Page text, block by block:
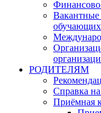
Вакантные
РОДИТЕЛЯМ
Справка
Приёмная